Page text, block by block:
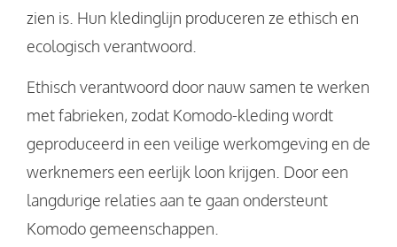
zien is. Hun kledinglijn produceren ze ethisch en
ecologisch verantwoord.
Ethisch verantwoord door nauw samen te werken
met fabrieken, zodat Komodo-kleding wordt
geproduceerd in een veilige werkomgeving en de
werknemers een eerlijk loon krijgen. Door een
langdurige relaties aan te gaan ondersteunt
Komodo gemeenschappen.